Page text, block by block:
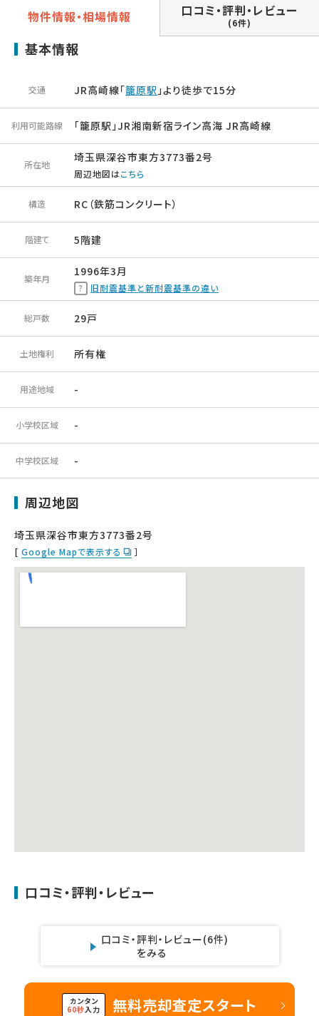
物件情報・相場情報 口コミ・評判・レビュー
(6件)
基本情報
交通 JR高崎線「籠原駅 」より徒歩で15分
利用可能路線 「籠原駅」JR湘南新宿ライン高海 JR高崎線
所在地
埼玉県深谷市東方3773番2号
周辺地図はこちら
構造 RC（鉄筋コンクリート）
階建て 5階建
築年月
1996年3月
旧耐震基準と新耐震基準の違い
総戸数 29戸
土地権利 所有権
用途地域 -
小学校区域 -
中学校区域 -
周辺地図
埼玉県深谷市東方3773番2号
[ Google Mapで表示する ］
口コミ・評判・レビュー
口コミ・評判・レビュー
をみる
(6件)
カンタン
60秒入力 無料売却査定スタート